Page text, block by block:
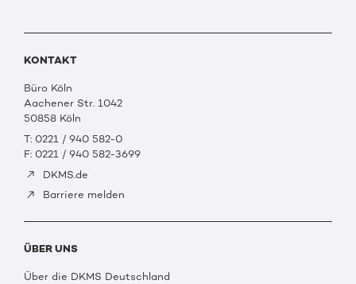
KONTAKT
Büro Köln
Aachener Str. 1042
50858 Köln
T: 0221 / 940 582-0
F: 0221 / 940 582-3699
DKMS.de
Barriere melden
ÜBER UNS
Über die DKMS Deutschland